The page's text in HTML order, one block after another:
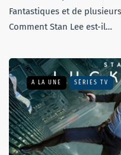
Fantastiques et de
Comment Stan Lee est-il…
A LA UNE SÉRIES TV